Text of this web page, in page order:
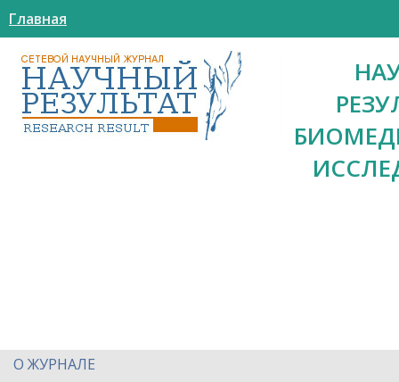
Главная
О ЖУРНАЛЕ